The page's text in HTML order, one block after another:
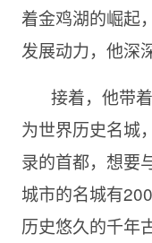
着金鸡湖的崛起
发展动力，他深
接着，他带
为世界历史名城
录的首都，想要
城市的名城有
历史悠久的千年